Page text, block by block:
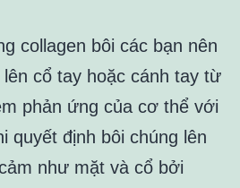
collagen bôi các bạn nên
cổ tay hoặc cánh tay từ
phản ứng của cơ thể với
quyết định bôi chúng lên
như mặt và cổ bởi